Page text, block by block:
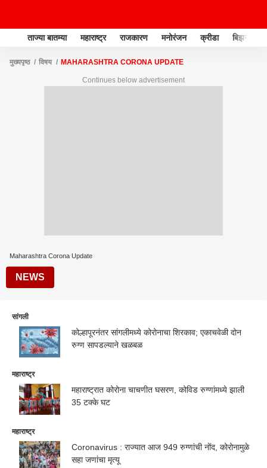
ताज्या बातम्या महाराष्ट्र राजकारण मनोरंजन क्रीडा बिझनेस
मुख्यपृष्ठ विषय MAHARASHTRA CORONA UPDATE
Continues below advertisement
Maharashtra Corona Update
NEWS
सांगली
कोल्हापूरनंतर सांगलीमध्ये कोरोनाचा शिरकाव; एकाचवेळी दोन
रुग्ण सापडल्याने खळबळ
महाराष्ट्र
महाराष्ट्रात कोरोना चाचणीत घसरण, कोविड रुग्णांमध्ये झाली
35 टक्के घट
महाराष्ट्र
Coronavirus : राज्यात आज 949 रुग्णांची नोंद, कोरोनामुळे
सहा जणांचा मृत्यू